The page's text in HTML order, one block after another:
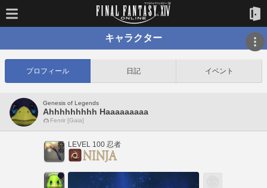
キャラクター
プロフィール 日記 イベント
Genesis of Legends
Ahhhhhhhhh Haaaaaaaaa
Fenrir [Gaia]
LEVEL 100 忍者